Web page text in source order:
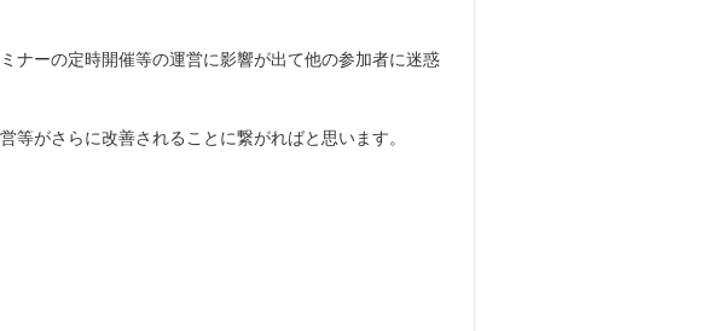
ナーの定時開催等の運営に影響が出て他の参加者に迷惑
がさらに改善されることに繋がればと思います。